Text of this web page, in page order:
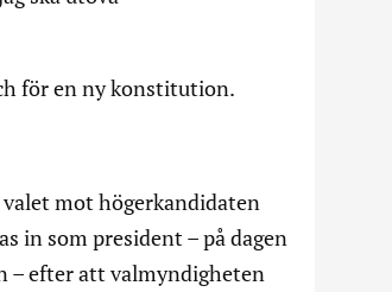
för en ny konstitution.
mot högerkandidaten
in som president – på dagen
– efter att valmyndigheten